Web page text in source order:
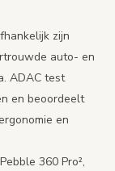
zijn
auto- en
ADAC test
en beoordeelt
en
360 Pro²,